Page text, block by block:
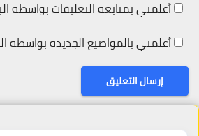
أعلمني بمتابعة التعليقات بواسطة
أعلمني بالمواضيع الجديدة بواسطة